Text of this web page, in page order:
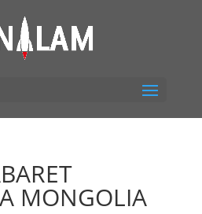
MONGOLIA